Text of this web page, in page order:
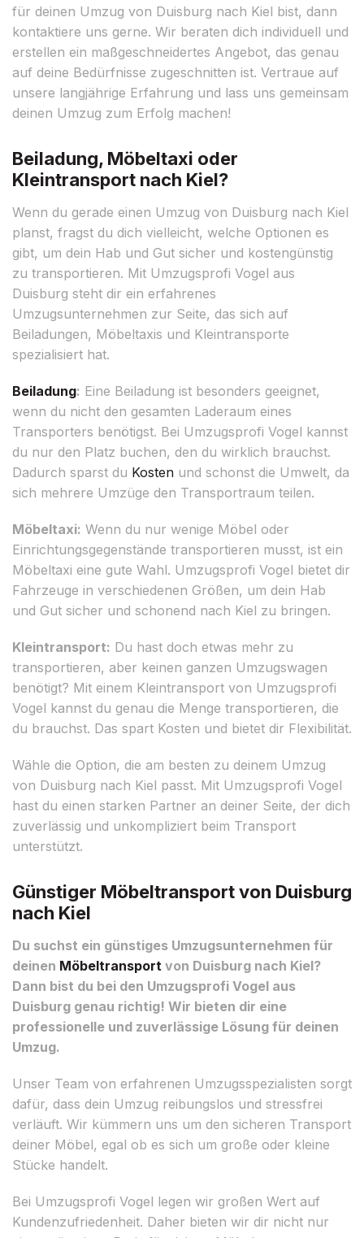
für deinen Umzug von Duisburg nach Kiel bist, dann
kontaktiere uns gerne. Wir beraten dich individuell und
erstellen ein maßgeschneidertes Angebot, das genau
auf deine Bedürfnisse zugeschnitten ist. Vertraue auf
unsere langjährige Erfahrung und lass uns gemeinsam
deinen Umzug zum Erfolg machen!
Beiladung, Möbeltaxi oder
Kleintransport nach Kiel?
Wenn du gerade einen Umzug von Duisburg nach Kiel
planst, fragst du dich vielleicht, welche Optionen es
gibt, um dein Hab und Gut sicher und kostengünstig
zu transportieren. Mit Umzugsprofi Vogel aus
Duisburg steht dir ein erfahrenes
Umzugsunternehmen zur Seite, das sich auf
Beiladungen, Möbeltaxis und Kleintransporte
spezialisiert hat.
Beiladung: Eine Beiladung ist besonders geeignet,
wenn du nicht den gesamten Laderaum eines
Transporters benötigst. Bei Umzugsprofi Vogel kannst
du nur den Platz buchen, den du wirklich brauchst.
Dadurch sparst du Kosten und schonst die Umwelt, da
sich mehrere Umzüge den Transportraum teilen.
Möbeltaxi: Wenn du nur wenige Möbel oder
Einrichtungsgegenstände transportieren musst, ist ein
Möbeltaxi eine gute Wahl. Umzugsprofi Vogel bietet dir
Fahrzeuge in verschiedenen Größen, um dein Hab
und Gut sicher und schonend nach Kiel zu bringen.
Kleintransport: Du hast doch etwas mehr zu
transportieren, aber keinen ganzen Umzugswagen
benötigt? Mit einem Kleintransport von Umzugsprofi
Vogel kannst du genau die Menge transportieren, die
du brauchst. Das spart Kosten und bietet dir Flexibilität.
Wähle die Option, die am besten zu deinem Umzug
von Duisburg nach Kiel passt. Mit Umzugsprofi Vogel
hast du einen starken Partner an deiner Seite, der dich
zuverlässig und unkompliziert beim Transport
unterstützt.
Günstiger Möbeltransport von Duisburg
nach Kiel
Du suchst ein günstiges Umzugsunternehmen für
deinen Möbeltransport von Duisburg nach Kiel?
Dann bist du bei den Umzugsprofi Vogel aus
Duisburg genau richtig! Wir bieten dir eine
professionelle und zuverlässige Lösung für deinen
Umzug.
Unser Team von erfahrenen Umzugsspezialisten sorgt
dafür, dass dein Umzug reibungslos und stressfrei
verläuft. Wir kümmern uns um den sicheren Transport
deiner Möbel, egal ob es sich um große oder kleine
Stücke handelt.
Bei Umzugsprofi Vogel legen wir großen Wert auf
Kundenzufriedenheit. Daher bieten wir dir nicht nur